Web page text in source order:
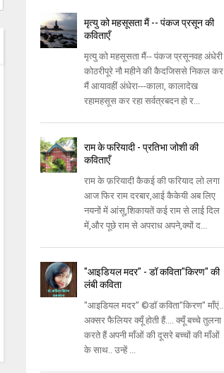
मृत्यु को महसूसता मैं -- पंकज प्रसून की
कविताएँ
मृत्यु को महसूसता मैं-- पंकज प्रसूनवह अंधेरी
कोठरीपूरे नौ महीने की कैदजिससे निकल कर
मैं आयावहीं अंधेरा---काला, कालादेख
रहामहसूस कर रहा सर्वत्रबदन हो र...
राम के फरियादी - प्रतिभा जोशी की
कविताएँ
राम के फ़रियादी कैकई की फरियाद लो लगा
आज फिर राम दरबार,आई कैकेयी अब लिए
नयनों में आंसू,शिकायतें कई राम से लाई दिल
में,और पूछे राम से अपराध अपने,क्यों द...
"आइडियल मदर" - डॉ कविता"किरण" की
लंबी कविता
"आइडियल मदर" ©डॉ कविता"किरण" माँएं..
अक्सर फैलियर क्यूँ होती हैं.... क्यूँ बच्चे तुलना
करते हैं अपनी माँओं की दूसरे बच्चों की माँओं
के साथ.. उन्हें ...